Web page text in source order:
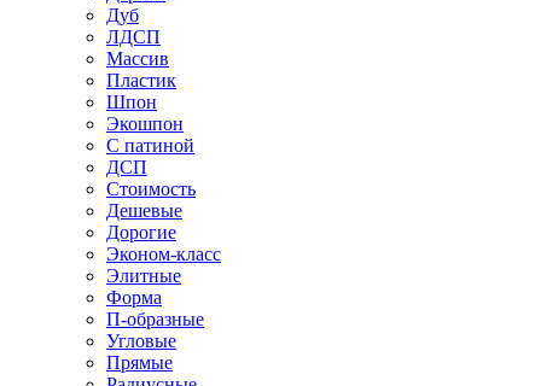
Дуб
ЛДСП
Массив
Пластик
Шпон
Экошпон
С патиной
ДСП
Стоимость
Дешевые
Дорогие
Эконом-класс
Элитные
Форма
П-образные
Угловые
Прямые